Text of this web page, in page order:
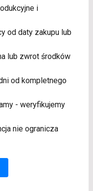
i
od daty zakupu lub
lub zwrot środków
od kompletnego
- weryfikujemy
nie ogranicza